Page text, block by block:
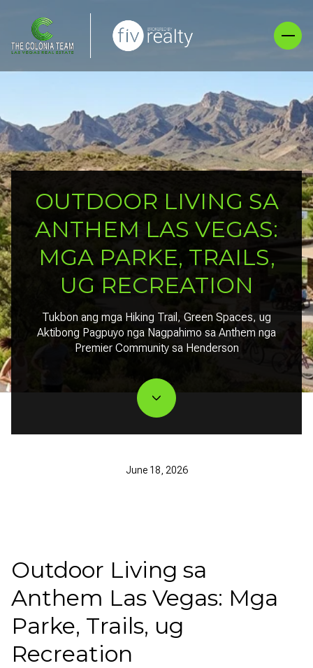
OUTDOOR LIVING SA
ANTHEM LAS VEGAS:
MGA PARKE, TRAILS,
UG RECREATION
Tukbon ang mga Hiking Trail, Green Spaces, ug
Aktibong Pagpuyo nga Nagpahimo sa Anthem nga
Premier Community sa Henderson
June 18, 2026
Outdoor Living sa
Anthem Las Vegas: Mga
Parke, Trails, ug
Recreation